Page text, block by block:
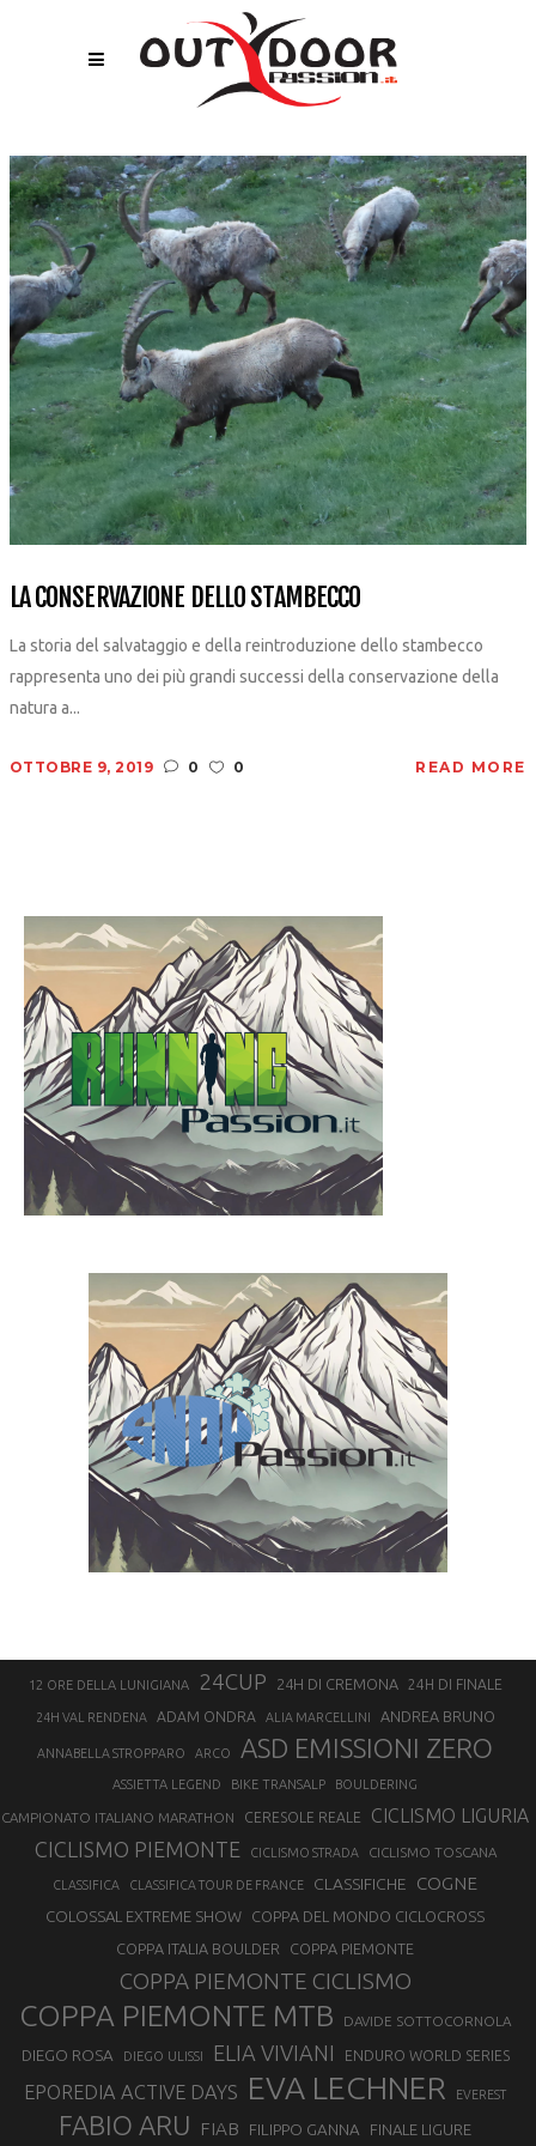
LA CONSERVAZIONE DELLO STAMBECCO
La storia del salvataggio e della reintroduzione dello stambecco
rappresenta uno dei più grandi successi della conservazione della
natura a...
OTTOBRE 9, 2019 0 0 READ MORE
12 ORE DELLA LUNIGIANA 24CUP 24H DI CREMONA 24H DI FINALE
24H VAL RENDENA ADAM ONDRA ALIA MARCELLINI ANDREA BRUNO
ANNABELLA STROPPARO ARCO ASD EMISSIONI ZERO
ASSIETTA LEGEND BIKE TRANSALP BOULDERING
CAMPIONATO ITALIANO MARATHON CERESOLE REALE CICLISMO LIGURIA
CICLISMO PIEMONTE CICLISMO STRADA CICLISMO TOSCANA
CLASSIFICA CLASSIFICA TOUR DE FRANCE CLASSIFICHE COGNE
COLOSSAL EXTREME SHOW
COPPA DEL MONDO CICLOCROSS
COPPA ITALIA BOULDER
COPPA PIEMONTE
COPPA PIEMONTE CICLISMO
COPPA PIEMONTE MTB DAVIDE SOTTOCORNOLA
DIEGO ROSA DIEGO ULISSI ELIA VIVIANI ENDURO WORLD SERIES
EPOREDIA ACTIVE DAYS EVA LECHNER EVEREST
FABIO ARU FIAB FILIPPO GANNA FINALE LIGURE